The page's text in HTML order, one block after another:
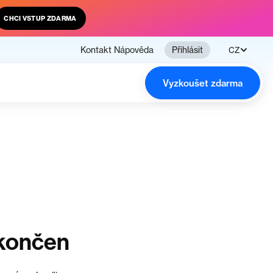
CHCI VSTUP ZDARMA
Kontakt Nápověda Přihlásit CZ
Vyzkoušet zdarma